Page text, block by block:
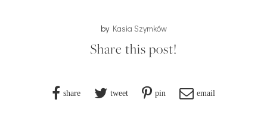
by Kasia Szymków
Share this post!
share tweet pin email